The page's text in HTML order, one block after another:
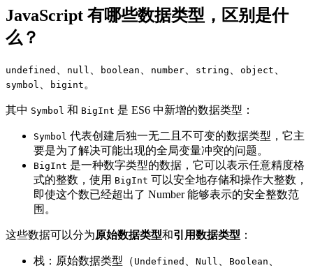
JavaScript 有哪些数据类型，区别是什
么？
undefined null boolean number string object
symbol bigint 。
其中 Symbol 和 BigInt 是 ES6 中新增的数据类型：
Symbol 代表创建后独一无二且不可变的数据类型，它主
要是为了解决可能出现的全局变量冲突的问题。
BigInt 是一种数字类型的数据，它可以表示任意精度格
式的整数，使用 BigInt 可以安全地存储和操作大整数，
即使这个数已经超出了 Number 能够表示的安全整数范
围。
这些数据可以分为原始数据类型和引用数据类型 ：
栈：原始数据类型（ Undefined Null Boolean